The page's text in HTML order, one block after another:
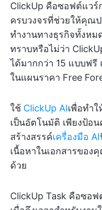
ClickUp คือซอฟต์แวร์
ครบวงจรที่ช่วยให้คุณ
ทำงานทางธุรกิจทั้งห
ทราบหรือไม่ว่า
ได้มากกว่า 15 แบบฟรี
ในแผนราคา Free
ใช้ ClickUp AIเพื่อทำ
เป็นอัตโนมัติ เพียงป้อ
สร้างสรรค์เครื่องมือ AI
เนื้อหาในเอกสารขอ
ด้วย
ClickUp Task คือซอฟ